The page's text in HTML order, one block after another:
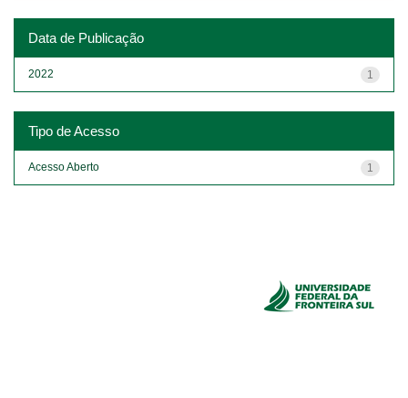
Data de Publicação
1
2022
Tipo de Acesso
1
Acesso Aberto